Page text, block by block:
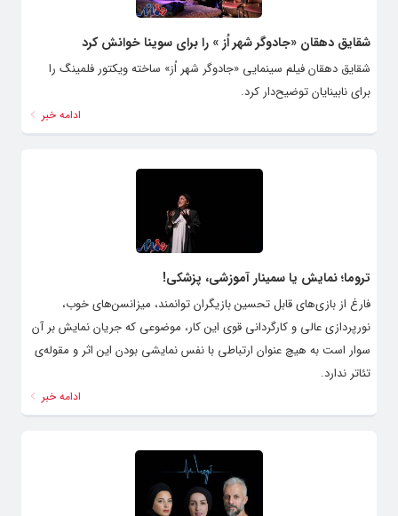
شقایق دهقان «جادوگر شهر اُز » را برای سوینا خوانش کرد
شقایق دهقان فیلم سینمایی «جادوگر شهر اُز» ساخته ویکتور فلمینگ را
برای نابینایان توضیح‌دار کرد.
ادامه خبر
تروما؛ نمایش یا سمینار آموزشی، پزشکی!
فارغ از بازی‌های قابل تحسین بازیگران توانمند، میزانسن‌های خوب،
نورپردازی عالی و کارگردانی قوی این کار، موضوعی که جریان نمایش بر آن
سوار است به هیچ عنوان ارتباطی با نفس نمایشی بودن این اثر و مقوله‌ی
تئاتر ندارد.
ادامه خبر